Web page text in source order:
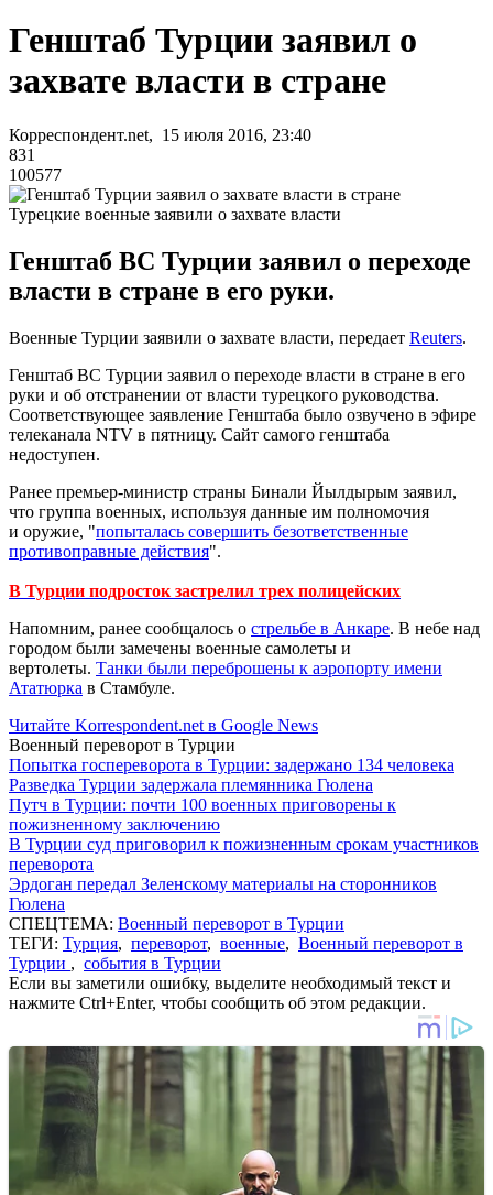
Генштаб Турции заявил о
захвате власти в стране
Корреспондент.net, 15 июля 2016, 23:40
831
100577
Турецкие военные заявили о захвате власти
Генштаб ВС Турции заявил о переходе
власти в стране в его руки.
Военные Турции заявили о захвате власти, передает Reuters.
Генштаб ВС Турции заявил о переходе власти в стране в его
руки и об отстранении от власти турецкого руководства.
Соответствующее заявление Генштаба было озвучено в эфире
телеканала NTV в пятницу. Сайт самого генштаба
недоступен.
Ранее премьер-министр страны Бинали Йылдырым заявил,
что группа военных, используя данные им полномочия
и оружие, "попыталась совершить безответственные
противоправные действия".
В Турции подросток застрелил трех полицейских
Напомним, ранее сообщалось о стрельбе в Анкаре. В небе над
городом были замечены военные самолеты и
вертолеты. Танки были переброшены к аэропорту имени
Ататюрка в Стамбуле.
Читайте Korrespondent.net в Google News
Военный переворот в Турции
Попытка госпереворота в Турции: задержано 134 человека
Разведка Турции задержала племянника Гюлена
Путч в Турции: почти 100 военных приговорены к
пожизненному заключению
В Турции суд приговорил к пожизненным срокам участников
переворота
Эрдоган передал Зеленскому материалы на сторонников
Гюлена
СПЕЦТЕМА: Военный переворот в Турции
ТЕГИ: Турция, переворот, военные, Военный переворот в
Турции , события в Турции
Если вы заметили ошибку, выделите необходимый текст и
нажмите Ctrl+Enter, чтобы сообщить об этом редакции.